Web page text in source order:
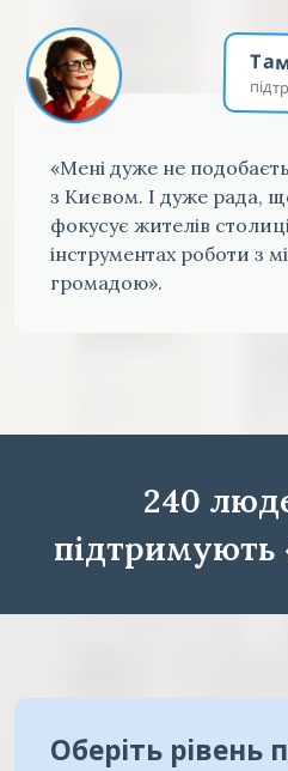
«Мені дуже не
з Києвом. І дуже рада,
фокусує жителів
інструментах роботи з
громадою».
240
підтримують
Оберіть рівень